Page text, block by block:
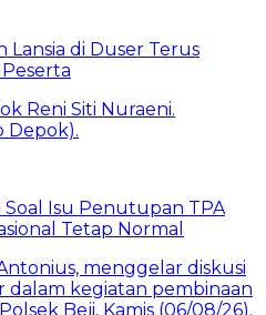
Lansia di Duser Terus
Peserta
Soal Isu Penutupan TPA
Tetap Normal